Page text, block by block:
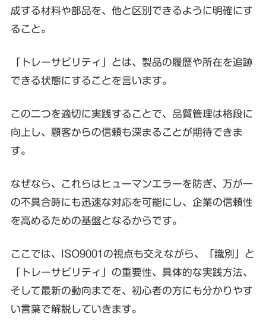
成する材料や部品を、他と区別できるように明確にす
ること。
「トレーサビリティ」とは、製品の履歴や所在を追跡
できる状態にすることを言います。
この二つを適切に実践することで、品質管理は格段に
向上し、顧客からの信頼も深まることが期待できま
す。
なぜなら、これらはヒューマンエラーを防ぎ、万が一
の不具合時にも迅速な対応を可能にし、企業の信頼性
を高めるための基盤となるからです。
ここでは、ISO9001の視点も交えながら、「識別」と
「トレーサビリティ」の重要性、具体的な実践方法、
そして最新の動向までを、初心者の方にも分かりやす
い言葉で解説していきます。